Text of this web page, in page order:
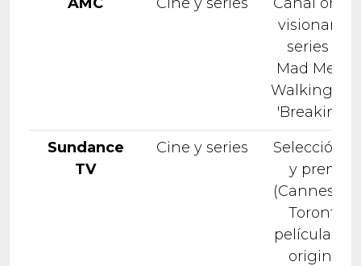
visionario,
series
Mad Men',
Walking
'Breaking
Sundance
TV
Cine y series
Selección
y
(Cannes,
Toronto)
películas,